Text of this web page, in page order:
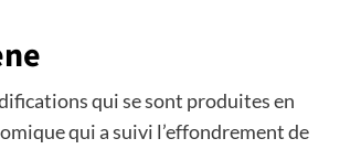
qui se sont produites en
qui a suivi l’effondrement de